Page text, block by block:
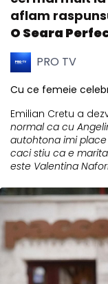
aflam
O Seara
PRO TV
Cu ce femeie
Emilian Cretu a
normal ca cu
autohtona imi
caci stiu ca e
este Valentina